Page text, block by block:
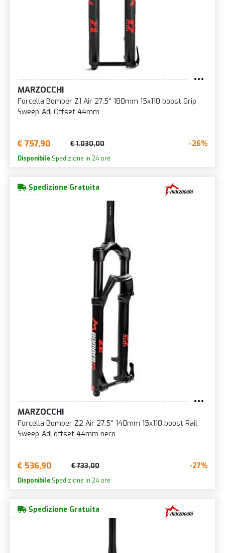
MARZOCCHI
Forcella Bomber Z1 Air 27.5'' 180mm 15x110 boost Grip
Sweep-Adj Offset 44mm
€ 757,90 € 1.030,00 -26%
Disponibile Spedizione in 24 ore
Spedizione Gratuita
MARZOCCHI
Forcella Bomber Z2 Air 27.5'' 140mm 15x110 boost Rail
Sweep-Adj offset 44mm nero
€ 536,90 € 733,00 -27%
Disponibile Spedizione in 24 ore
Spedizione Gratuita